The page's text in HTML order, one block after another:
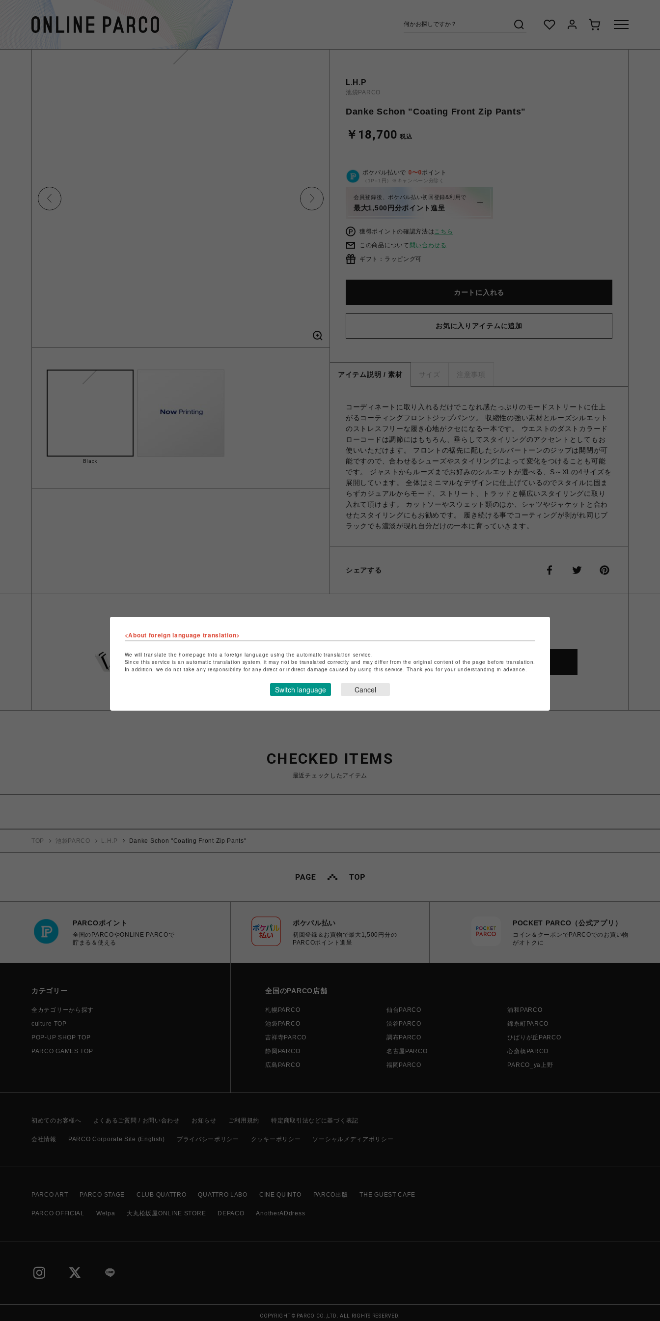
Black
L.H.P
池袋PARCO
Danke Schon "Coating Front Zip Pants"
￥18,700 税込
ポケパル払いで 0〜0ポイント
（1P=1円）※キャンペーン分除く
会員登録後、ポケパル払い初回登録&利用で
最大1,500円分ポイント進呈
獲得ポイントの確認方法はこちら
この商品について 問い合わせる
ギフト：ラッピング可
カートに入れる
お気に入りアイテムに追加
アイテム説明 / 素材 サイズ 注意事項
コーディネートに取り入れるだけでこなれ感たっぷりのモードストリートに仕上
がるコーティングフロントジップパンツ。 収縮性の強い素材とルーズシルエット
のストレスフリーな履き心地がクセになる一本です。 ウエストのダストカラード
ローコードは調節にはもちろん、垂らしてスタイリングのアクセントとしてもお
使いいただけます。 フロントの裾先に配したシルバートーンのジップは開閉が可
能ですので、合わせるシューズやスタイリングによって変化をつけることも可能
です。 ジャストからルーズまでお好みのシルエットが選べる、S～XLの4サイズを
展開しています。 全体はミニマルなデザインに仕上げているのでスタイルに固ま
らずカジュアルからモード、ストリート、トラッドと幅広いスタイリングに取り
入れて頂けます。 カットソーやスウェット類のほか、シャツやジャケットと合わ
せたスタイリングにもお勧めです。 履き続ける事でコーティングが剥がれ同じブ
ラックでも濃淡が現れ自分だけの一本に育っていきます。
シェアする
ショップ名
L.H.P
店舗名
池袋PARCO
特定商取引法など法令に基づく表記はこちら
ショップお問い合わせはこちら
SHOP TOP
CHECKED ITEMS
最近チェックしたアイテム
TOP 池袋PARCO L.H.P Danke Schon "Coating Front Zip Pants"
PARCOポイント
全国のPARCOやONLINE PARCOで
貯まる＆使える
ポケパル払い
初回登録＆お買物で最大1,500円分の
PARCOポイント進呈
POCKET PARCO（公式アプリ）
コイン＆クーポンでPARCOでのお買い物
がオトクに
カテゴリー
全カテゴリーから探す
culture TOP
POP-UP SHOP TOP
PARCO GAMES TOP
全国のPARCO店舗
札幌PARCO 仙台PARCO
浦和PARCO
池袋PARCO
渋谷PARCO
錦糸町PARCO
吉祥寺PARCO
調布PARCO
ひばりが丘PARCO
静岡PARCO
名古屋PARCO
心斎橋PARCO
広島PARCO
福岡PARCO PARCO_ya上野
初めてのお客様へ よくあるご質問 / お問い合わせ お知らせ ご利用規約 特定商取引法などに基づく表記
会社情報 PARCO Corporate Site (English) プライバシーポリシー クッキーポリシー ソーシャルメディアポリシー
PARCO ART PARCO STAGE CLUB QUATTRO QUATTRO LABO CINE QUINTO PARCO出版 THE GUEST CAFE
PARCO OFFICIAL Welpa 大丸松坂屋ONLINE STORE DEPACO AnotherADdress
COPYRIGHT © PARCO CO.,LTD. ALL RIGHTS RESERVED.
<About foreign language translation>
We will translate the homepage into a foreign language using the automatic translation service.
Since this service is an automatic translation system, it may not be translated correctly and may differ from the original content of the page before translation.
In addition, we do not take any responsibility for any direct or indirect damage caused by using this service. Thank you for your understanding in advance.
Switch language Cancel